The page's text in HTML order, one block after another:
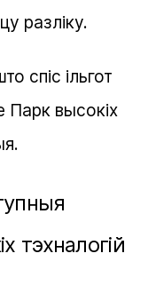
разліку.
спіс ільгот
Парк высокіх
тэхналогій